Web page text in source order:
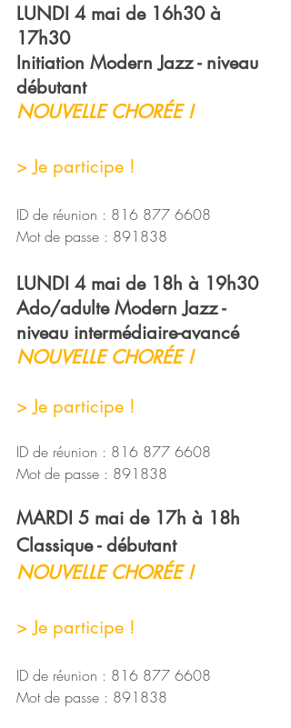
LUNDI 4 mai de 16h30 à
17h30
Initiation Modern Jazz - niveau
débutant
NOUVELLE CHORÉE !
> Je participe !
ID de réunion : 816 877 6608
Mot de passe : 891838
LUNDI 4 mai de 18h à 19h30
Ado/adulte Modern Jazz -
niveau intermédiaire-avancé
NOUVELLE CHORÉE !
> Je participe !
ID de réunion : 816 877 6608
Mot de passe : 891838
MARDI 5 mai de 17h à 18h
Classique - débutant
NOUVELLE CHORÉE !
> Je participe !
ID de réunion : 816 877 6608
Mot de passe : 891838